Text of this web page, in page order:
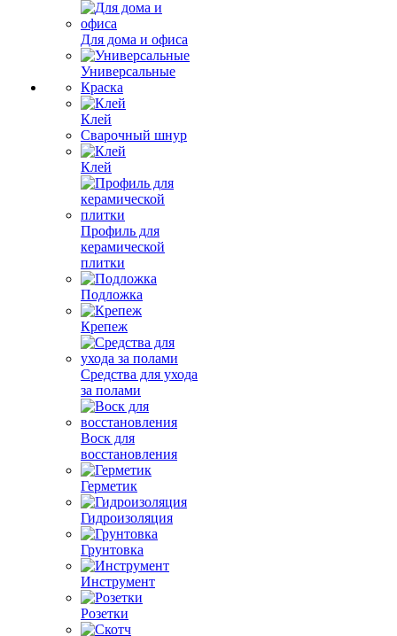
Для дома и офиса
Универсальные
Краска
Клей
Сварочный шнур
Клей
Профиль для
керамической
плитки
Подложка
Крепеж
Средства для ухода
за полами
Воск для
восстановления
Герметик
Гидроизоляция
Грунтовка
Инструмент
Розетки